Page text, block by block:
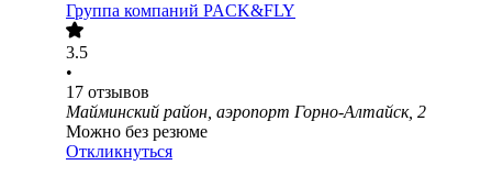
Группа компаний PACK&FLY
3.5
•
17 отзывов
Майминский район, аэропорт Горно-Алтайск, 2
Можно без резюме
Откликнуться